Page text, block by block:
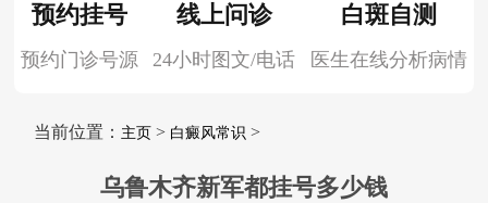
预约挂号
预约门诊号源
线上问诊
24小时图文/电话
白斑自测
医生在线分析病情
当前位置： 主页> 白癜风常识 >
乌鲁木齐新军都挂号多少钱